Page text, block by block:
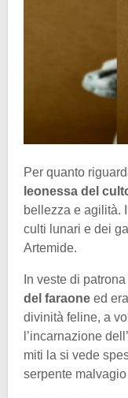
Per quanto
leonessa del
bellezza e agilità.
culti lunari e dei
Artemide.
In veste di
del faraone ed
divinità feline, a
l’incarnazione
miti la si vede
serpente